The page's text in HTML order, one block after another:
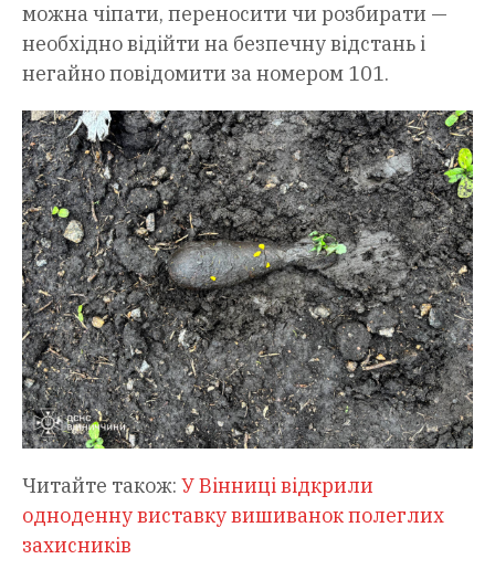
можна чіпати, переносити чи розбирати —
необхідно відійти на безпечну відстань і
негайно повідомити за номером 101.
Читайте також: У Вінниці відкрили
одноденну виставку вишиванок полеглих
захисників